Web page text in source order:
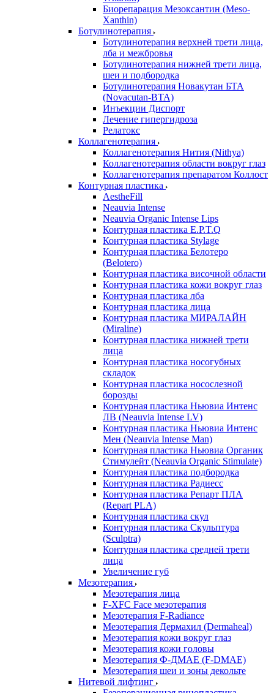
Биорепарация Мезоксантин (Meso-
Xanthin)
Ботулинотерапия
Ботулинотерапия верхней трети лица,
лба и межбровья
Ботулинотерапия нижней трети лица,
шеи и подбородка
Ботулинотерапия Новакутан БТА
(Novacutan-BTA)
Инъекции Диспорт
Лечение гипергидроза
Релатокс
Коллагенотерапия
Коллагенотерапия Нития (Nithya)
Коллагенотерапия области вокруг глаз
Коллагенотерапия препаратом Коллост
Контурная пластика
AestheFill
Neauvia Intense
Neauvia Organic Intense Lips
Контурная пластика E.P.T.Q
Контурная пластика Stylage
Контурная пластика Белотеро
(Belotero)
Контурная пластика височной области
Контурная пластика кожи вокруг глаз
Контурная пластика лба
Контурная пластика лица
Контурная пластика МИРАЛАЙН
(Miraline)
Контурная пластика нижней трети
лица
Контурная пластика носогубных
складок
Контурная пластика носослезной
борозды
Контурная пластика Ньювиа Интенс
ЛВ (Neauvia Intense LV)
Контурная пластика Ньювиа Интенс
Мен (Neauvia Intense Man)
Контурная пластика Ньювиа Органик
Стимулейт (Neauvia Organic Stimulate)
Контурная пластика подбородка
Контурная пластика Радиесс
Контурная пластика Репарт ПЛА
(Repart PLA)
Контурная пластика скул
Контурная пластика Скульптура
(Sculptra)
Контурная пластика средней трети
лица
Увеличение губ
Мезотерапия
Мезотерапия лица
F-XFC Face мезотерапия
Мезотерапия F-Radiance
Мезотерапия Дермахил (Dermaheal)
Мезотерапия кожи вокруг глаз
Мезотерапия кожи головы
Мезотерапия Ф-ДМАЕ (F-DMAE)
Мезотерапия шеи и зоны декольте
Нитевой лифтинг